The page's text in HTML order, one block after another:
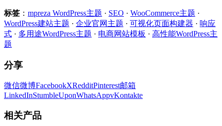
标签 ： mpreza WordPress主题 · SEO · WooCommerce主题 ·
WordPress建站主题 · 企业官网主题 · 可视化页面构建器 · 响应
式 · 多用途WordPress主题 · 电商网站模板 · 高性能WordPress主
题
分享
微信微博FacebookXRedditPinterest邮箱
LinkedInStumbleUponWhatsAppvKontakte
相关产品